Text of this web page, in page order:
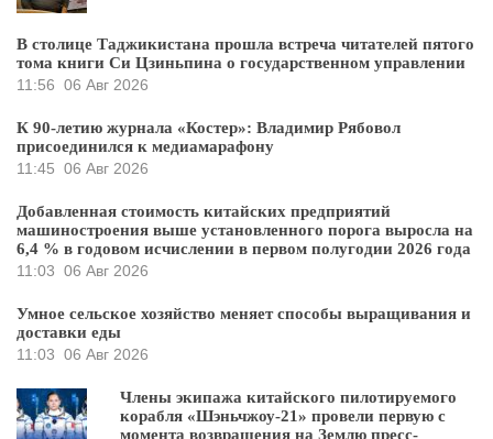
В столице Таджикистана прошла встреча читателей пятого
тома книги Си Цзиньпина о государственном управлении
11:56 06 Авг 2026
К 90-летию журнала «Костер»: Владимир Рябовол
присоединился к медиамарафону
11:45 06 Авг 2026
Добавленная стоимость китайских предприятий
машиностроения выше установленного порога выросла на
6,4 % в годовом исчислении в первом полугодии 2026 года
11:03 06 Авг 2026
Умное сельское хозяйство меняет способы выращивания и
доставки еды
11:03 06 Авг 2026
Члены экипажа китайского пилотируемого
корабля «Шэньчжоу-21» провели первую с
момента возвращения на Землю пресс-